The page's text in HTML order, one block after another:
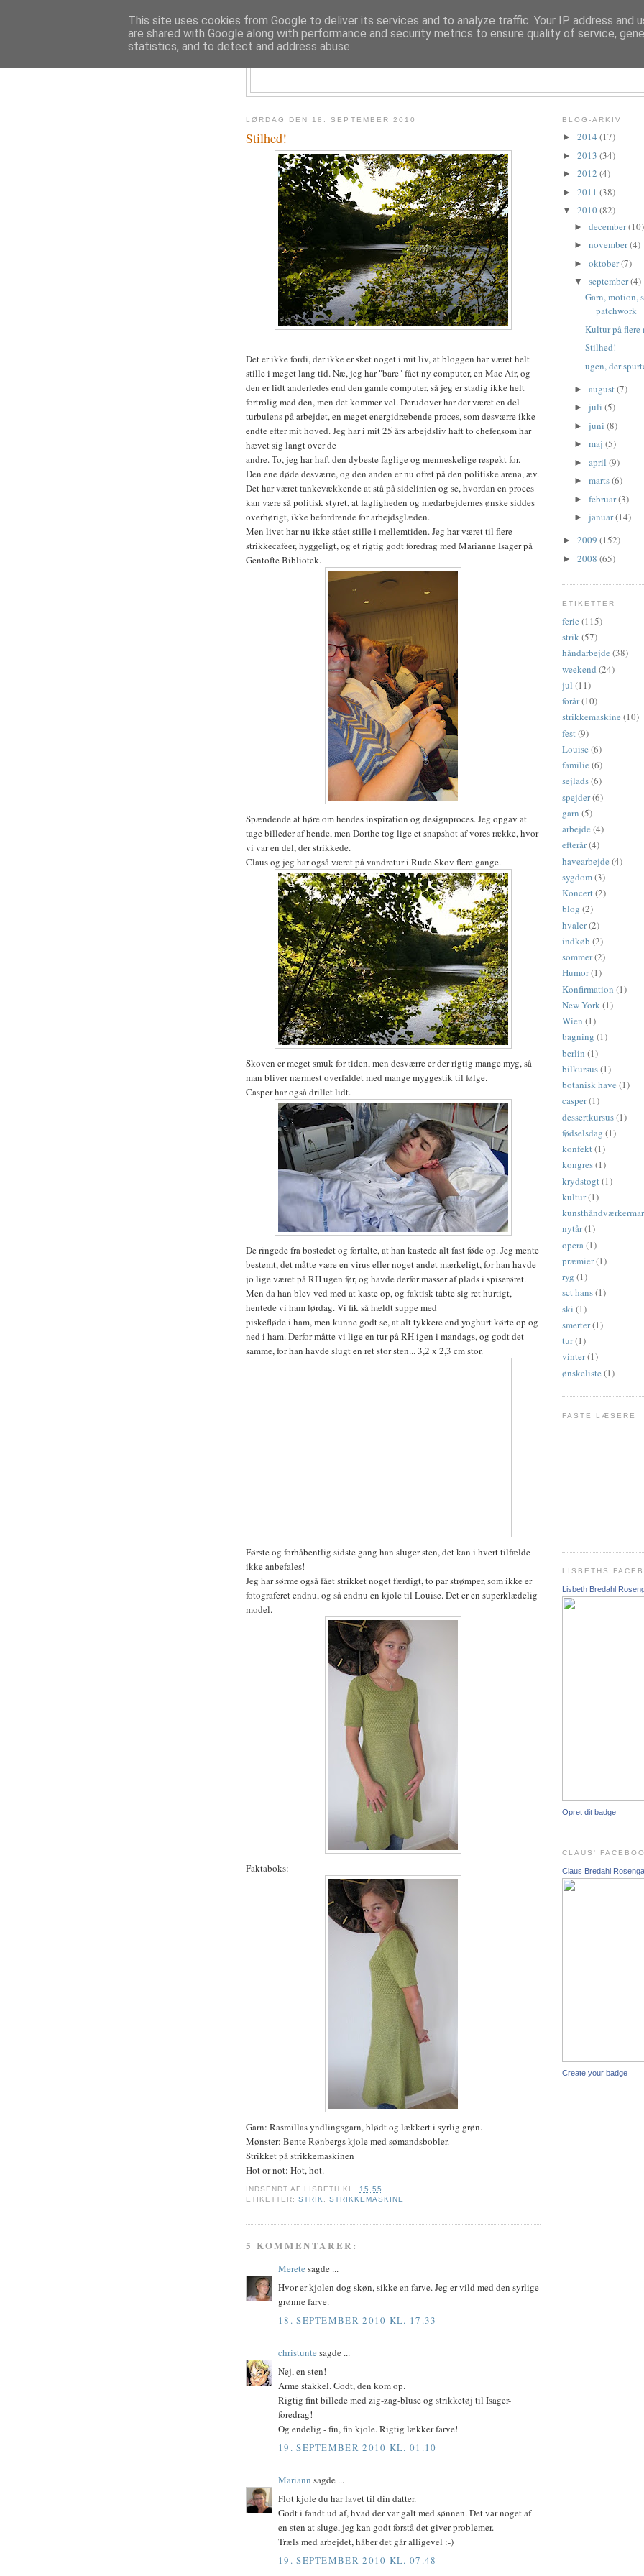
LØRDAG DEN 18. SEPTEMBER 2010
Stilhed!
Det er ikke fordi, der ikke er sket noget i mit liv, at bloggen har været helt
stille i meget lang tid. Næ, jeg har "bare" fået ny computer, en Mac Air, og
den er lidt anderledes end den gamle computer, så jeg er stadig ikke helt
fortrolig med den, men det kommer vel. Derudover har der været en del
turbulens på arbejdet, en meget energidræbende proces, som desværre ikke
endte efter mit hoved. Jeg har i mit 25 års arbejdsliv haft to chefer,som har
hævet sig langt over de
andre. To, jeg har haft den dybeste faglige og menneskelige respekt for.
Den ene døde desværre, og den anden er nu ofret på den politiske arena, æv.
Det har været tankevækkende at stå på sidelinien og se, hvordan en proces
kan være så politisk styret, at fagligheden og medarbejdernes ønske siddes
overhørigt, ikke befordrende for arbejdsglæden.
Men livet har nu ikke stået stille i mellemtiden. Jeg har været til flere
strikkecafeer, hyggeligt, og et rigtig godt foredrag med Marianne Isager på
Gentofte Bibliotek.
Spændende at høre om hendes inspiration og designproces. Jeg opgav at
tage billeder af hende, men Dorthe tog lige et snapshot af vores række, hvor
vi var en del, der strikkede.
Claus og jeg har også været på vandretur i Rude Skov flere gange.
Skoven er meget smuk for tiden, men desværre er der rigtig mange myg, så
man bliver nærmest overfaldet med mange myggestik til følge.
Casper har også drillet lidt.
De ringede fra bostedet og fortalte, at han kastede alt fast føde op. Jeg mente
bestemt, det måtte være en virus eller noget andet mærkeligt, for han havde
jo lige været på RH ugen før, og havde derfor masser af plads i spiserøret.
Men da han blev ved med at kaste op, og faktisk tabte sig ret hurtigt,
hentede vi ham lørdag. Vi fik så hældt suppe med
piskefløde i ham, men kunne godt se, at alt tykkere end yoghurt kørte op og
ned i ham. Derfor måtte vi lige en tur på RH igen i mandags, og godt det
samme, for han havde slugt en ret stor sten... 3,2 x 2,3 cm stor.
Første og forhåbentlig sidste gang han sluger sten, det kan i hvert tilfælde
ikke anbefales!
Jeg har sørme også fået strikket noget færdigt, to par strømper, som ikke er
fotograferet endnu, og så endnu en kjole til Louise. Det er en superklædelig
model.
Faktaboks:
Garn: Rasmillas yndlingsgarn, blødt og lækkert i syrlig grøn.
Mønster: Bente Rønbergs kjole med sømandsbobler.
Strikket på strikkemaskinen
Hot or not: Hot, hot.
INDSENDT AF LISBETH KL. 15.55
ETIKETTER:STRIK ,STRIKKEMASKINE
5 KOMMENTARER:
Merete sagde ...
Hvor er kjolen dog skøn, sikke en farve. Jeg er vild med den syrlige
grønne farve.
18. SEPTEMBER 2010 KL. 17.33
christunte sagde ...
Nej, en sten!
Arme stakkel. Godt, den kom op.
Rigtig fint billede med zig-zag-bluse og strikketøj til Isager-
foredrag!
Og endelig - fin, fin kjole. Rigtig lækker farve!
19. SEPTEMBER 2010 KL. 01.10
Mariann sagde ...
Flot kjole du har lavet til din datter.
Godt i fandt ud af, hvad der var galt med sønnen. Det var noget af
en sten at sluge, jeg kan godt forstå det giver problemer.
Træls med arbejdet, håber det går alligevel :-)
19. SEPTEMBER 2010 KL. 07.48
BLOG-ARKIV
► 2014 (17)
► 2013 (34)
► 2012 (4)
► 2011 (38)
▼ 2010(82)
► december(10)
► november(4)
► oktober(7)
▼ september(4)
Garn, motion,
patchwork
Kultur på flere
Stilhed!
ugen, der
► august(7)
► juli (5)
► juni (8)
► maj (5)
► april (9)
► marts(6)
► februar(3)
► januar(14)
► 2009 (152)
► 2008 (65)
ETIKETTER
ferie (115)
strik(57)
håndarbejde (38)
weekend (24)
jul (11)
forår(10)
strikkemaskine (10)
fest(9)
Louise (6)
familie (6)
sejlads(6)
spejder(6)
garn (5)
arbejde (4)
efterår(4)
havearbejde (4)
sygdom(3)
Koncert(2)
blog (2)
hvaler(2)
indkøb (2)
sommer(2)
Humor(1)
Konfirmation (1)
New York(1)
Wien (1)
bagning (1)
berlin (1)
bilkursus(1)
botanisk have (1)
casper(1)
dessertkursus(1)
fødselsdag (1)
konfekt(1)
kongres(1)
krydstogt(1)
kultur(1)
nytår(1)
opera(1)
præmier(1)
ryg (1)
sct hans(1)
ski (1)
smerter(1)
tur(1)
vinter(1)
ønskeliste (1)
FASTE LÆSERE
LISBETHS
Lisbeth Bredahl
Opret dit badge
CLAUS'
Claus Bredahl
Create your badge
This site uses cookies from Google to deliver its services and to analyze traffic. Your IP address and
are shared with Google along with performance and security metrics to ensure quality of service,
statistics, and to detect and address abuse.